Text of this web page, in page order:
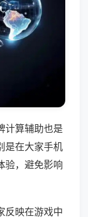
计算辅助也是
是在大家手机
验，避免影响
反映在游戏中